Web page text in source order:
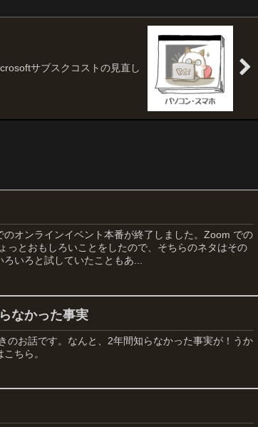
サブスクコストの見直し
オンラインイベント本番が終了しました。Zoom での
っとおもしろいことをしたので、そちらのネタはその
いろと試していたこともあ...
なかった事実
のお話です。なんと、2年間知らなかった事実が！うか
ちら。